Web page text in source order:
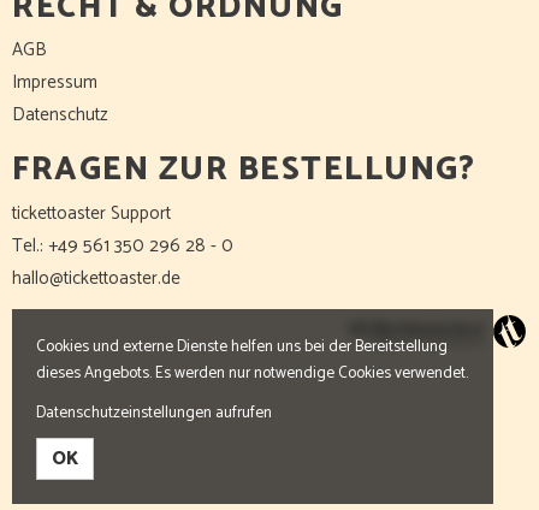
AGB
Impressum
Datenschutz
FRAGEN ZUR BESTELLUNG?
tickettoaster Support
Tel.: +49 561 350 296 28 - 0
hallo@tickettoaster.de
Cookies und externe Dienste helfen uns bei der Bereitstellung
dieses Angebots. Es werden nur notwendige Cookies verwendet.
Datenschutzeinstellungen aufrufen
OK